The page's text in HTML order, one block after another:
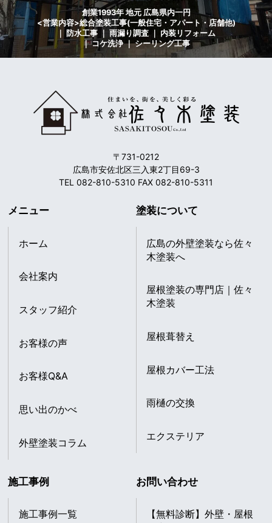
創業1993年 地元 広島県内一円
<営業内容>総合塗装工事(一般住宅・アパート・店舗他)
｜ 防水工事 ｜ 雨漏り調査 ｜ 内装リフォーム
｜ コケ洗浄 ｜ シーリング工事
〒731-0212
広島市安佐北区三入東2丁目69-3
TEL 082-810-5310 FAX 082-810-5311
メニュー
ホーム
会社案内
スタッフ紹介
お客様の声
お客様Q&A
思い出のかべ
外壁塗装コラム
塗装について
広島の外壁塗装なら佐々
木塗装へ
屋根塗装の専門店｜佐々
木塗装
屋根葺替え
屋根カバー工法
雨樋の交換
エクステリア
施工事例
施工事例一覧
お問い合わせ
【無料診断】外壁・屋根